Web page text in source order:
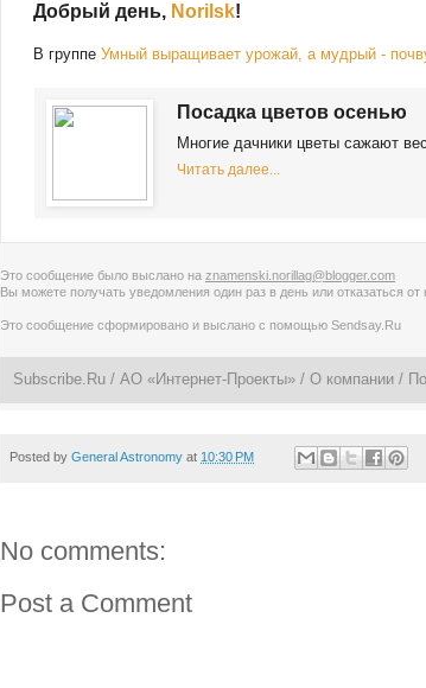
Добрый день, Norilsk!
В группеУмный выращивает урожай, а мудрый -
Посадка цветов осенью
Многие дачники цветы сажают
Читать далее...
Это сообщение было выслано на znamenski.norillag@blogger.com
Вы можете получать уведомления один раз в день или отказаться
Это сообщение сформировано и выслано с помощью Sendsay.Ru
Subscribe.Ru / АО «Интернет-Проекты» / О компании /
Posted by General Astronomy at 10:30 PM
No comments:
Post a Comment